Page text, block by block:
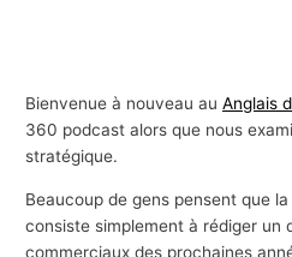
Bienvenue à nouveau auAnglais
360 podcast alors que nous
stratégique.
Beaucoup de gens pensent que
consiste simplement à rédiger un
commerciaux des prochaines